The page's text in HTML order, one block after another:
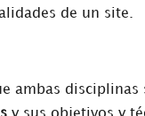
de un site.
ambas